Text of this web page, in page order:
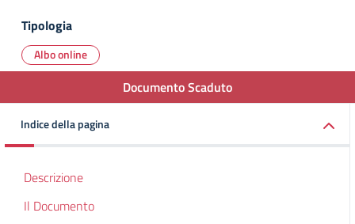
Tipologia
Albo online
Documento Scaduto
Indice della pagina
Descrizione
Il Documento